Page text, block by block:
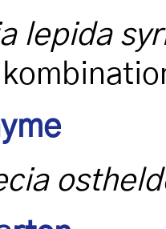
lepida